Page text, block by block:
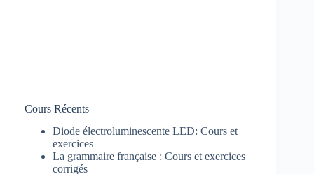
Cours Récents
Diode électroluminescente LED: Cours et
exercices
La grammaire française : Cours et exercices
corrigés